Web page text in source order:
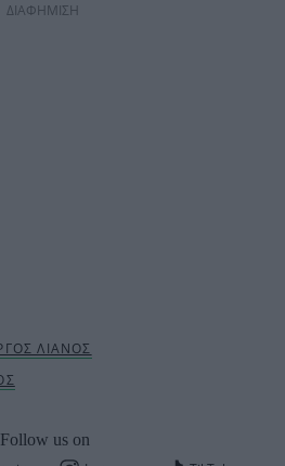
ΔΙΑΦΗΜΙΣΗ
Follow us on